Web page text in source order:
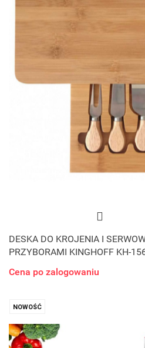
DESKA DO KROJENIA I
PRZYBORAMI KINGHOFF KH-
Cena po zalogowaniu
NOWOŚĆ